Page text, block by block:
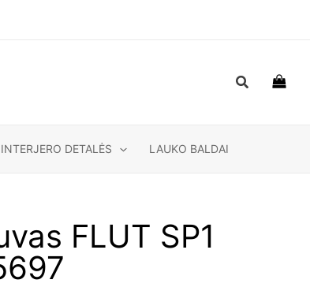
Paieška
INTERJERO DETALĖS LAUKO BALDAI
FLUT SP1